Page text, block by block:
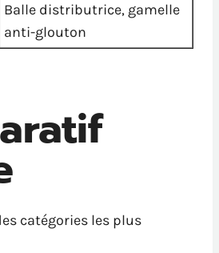
Balle distributrice, gamelle
anti-glouton
catégories les plus